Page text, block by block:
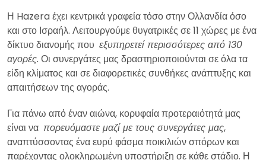
Η Hazera έχει κεντρικά γραφεία τόσο στην Ολλανδία όσο
και στο Ισραήλ. Λειτουργούμε θυγατρικές σε 11 χώρες με ένα
δίκτυο διανομής που εξυπηρετεί περισσότερες από 130
αγορές. Οι συνεργάτες μας δραστηριοποιούνται σε όλα τα
είδη κλίματος και σε διαφορετικές συνθήκες ανάπτυξης και
απαιτήσεων της αγοράς.
Για πάνω από έναν αιώνα, κορυφαία προτεραιότητά μας
είναι να πορευόμαστε μαζί με τους συνεργάτες μας,
αναπτύσσοντας ένα ευρύ φάσμα ποικιλιών σπόρων και
παρέχοντας ολοκληρωμένη υποστήριξη σε κάθε στάδιο. Η